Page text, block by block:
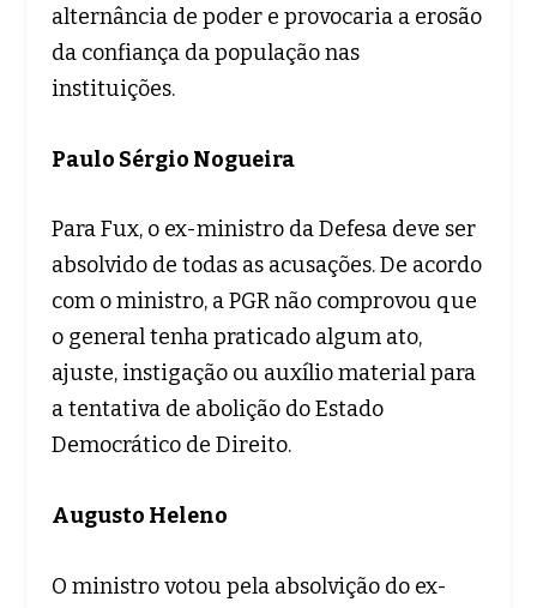
alternância de poder e provocaria a erosão
da confiança da população nas
instituições.
Paulo Sérgio Nogueira
Para Fux, o ex-ministro da Defesa deve ser
absolvido de todas as acusações. De acordo
com o ministro, a PGR não comprovou que
o general tenha praticado algum ato,
ajuste, instigação ou auxílio material para
a tentativa de abolição do Estado
Democrático de Direito.
Augusto Heleno
O ministro votou pela absolvição do ex-